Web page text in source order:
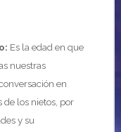
Es la edad en que
nuestras
en
los nietos, por
y su